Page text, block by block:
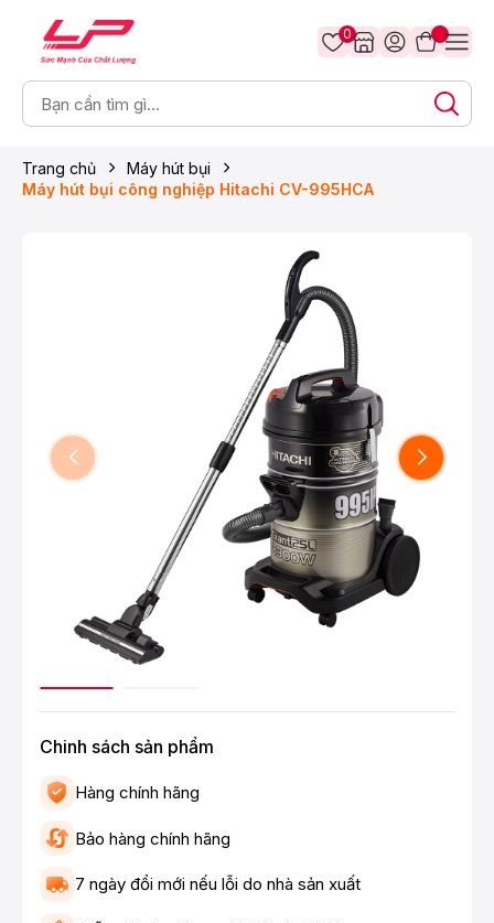
0
Trang chủ
Máy hút bụi
Máy hút bụi công nghiệp Hitachi CV-995HCA
Chinh sách sản phẩm
Hàng chính hãng
Bảo hàng chính hãng
7 ngày đổi mới nếu lỗi do nhà sản xuất